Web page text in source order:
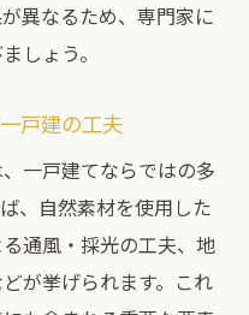
異なるため、専門家に
しょう。
戸建の工夫
一戸建てならではの多
、自然素材を使用した
通風・採光の工夫、地
が挙げられます。これ